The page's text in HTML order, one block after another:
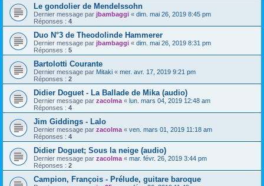
Le gondolier de Mendelssohn
Dernier message par jbambaggi « dim. mai 26, 2019 8:45 pm
Réponses : 4
Duo N°3 de Theodolinde Hammerer
Dernier message par jbambaggi « dim. mai 26, 2019 8:31 pm
Réponses : 5
Bartolotti Courante
Dernier message par Mitaki « mer. avr. 17, 2019 9:21 pm
Réponses : 2
Didier Doguet - La Ballade de Mika (audio)
Dernier message par zacolma « lun. mars 04, 2019 12:48 am
Réponses : 4
Jim Giddings - Lalo
Dernier message par zacolma « ven. mars 01, 2019 11:18 am
Réponses : 4
Didier Doguet; Sous la neige (audio)
Dernier message par zacolma « mar. févr. 26, 2019 3:44 pm
Réponses : 2
Campion, François - Prélude, guitare baroque